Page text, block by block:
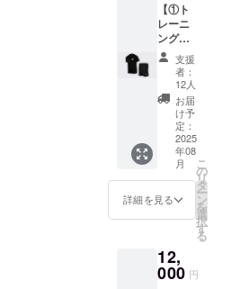
や注意
書きを
ご確認
くださ
い。
②HPへ
の氏名
掲載権
全ての
リター
ン品に
付属し
公式HP
にご希
記載い
たしま
カラー
展開：
ブラッ
ク ②HP
への氏
名掲載
権 全て
のリ
ターン
品に付
属しま
す。公
式HPに
ご希望
しま
す。 ・
グ限定
ウェ
ア。 ・
サイズ
展開：
130〜
2XL（
サイズ
チャー
トをご
確認く
ださ
い） ・
カラー
への氏
名掲載
権 全て
【①ト
レーニ
ング
ウェア
上下
セット
+ ②HP
への氏
名掲載
権】 ①
トレー
ニング
ウェア
上下
セット
クラウ
ンディ
ング限
定のト
支援
者：
12人
お届
け予
定：
2025
年08
月
詳細を見る
こ
の
リ
タ
ー
ン
を
選
択
す
る
12,
000 円